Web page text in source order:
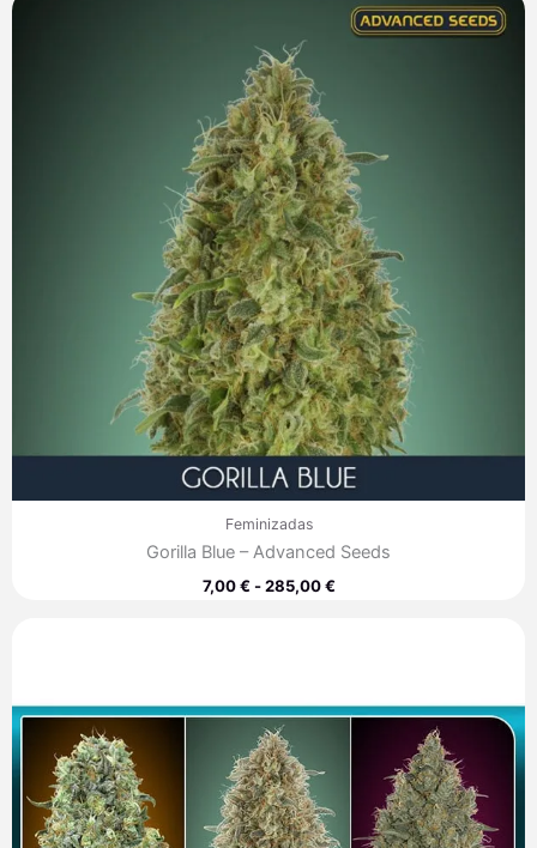
Feminizadas
Gorilla Blue – Advanced Seeds
7,00€ - 285,00€
de
precios:
285,00 €